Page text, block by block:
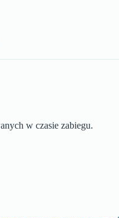
w czasie zabiegu.